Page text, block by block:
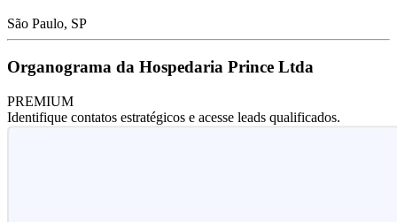
São Paulo, SP
Organograma da Hospedaria Prince Ltda
PREMIUM
Identifique contatos estratégicos e acesse leads qualificados.